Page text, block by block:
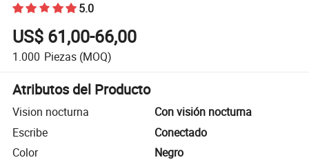
5.0
US$ 61,00-66,00
1.000 Piezas (MOQ)
Atributos del Producto
Vision nocturna
Con visión nocturna
Escribe
Conectado
Color
Negro